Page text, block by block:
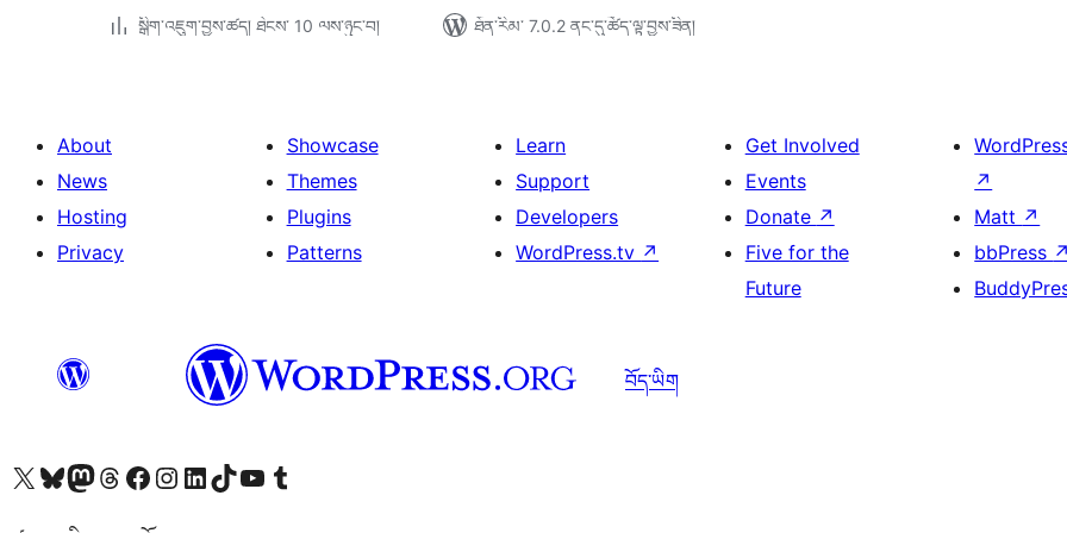
སྒྲིག་འཇུག་བྱས་ཚད། ཐེངས་ 10 ལས་ཉུང་བ།
ཐོན་རིམ་ 7.0.2 ནང་དུ་ཚོད་ལྟ་བྱས་ཟིན།
About
News
Hosting
Privacy
Showcase
Themes
Plugins
Patterns
Learn
Support
Developers
WordPress.tv ↗
Get Involved
Events
Donate ↗
Five for the
Future
↗
Matt ↗
bbPress ↗
བོད་ཡིག
Visit our X (formerly Twitter) account
Visit our Bluesky account
Visit our Mastodon account
Visit our Threads account
Visit our Facebook page
Visit our Instagram account
Visit our LinkedIn account
Visit our TikTok account
Visit our YouTube channel
Visit our Tumblr account